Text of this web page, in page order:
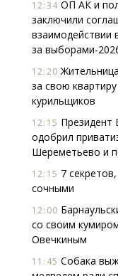
12:34 ОП АК и
заключили
взаимодействии
за выборами-
12:20
за свою
курильщиков
12:15 Президент
одобрил
Шереметьево и
12:15 7
сочными
12:00
со своим
Овечкиным
11:45 Собака